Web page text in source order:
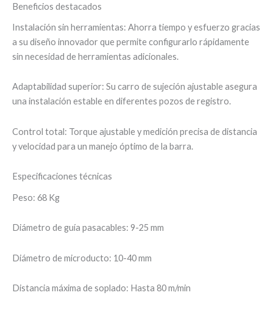
Beneficios destacados
Instalación sin herramientas: Ahorra tiempo y esfuerzo gracias
a su diseño innovador que permite configurarlo rápidamente
sin necesidad de herramientas adicionales.
Adaptabilidad superior: Su carro de sujeción ajustable asegura
una instalación estable en diferentes pozos de registro.
Control total: Torque ajustable y medición precisa de distancia
y velocidad para un manejo óptimo de la barra.
Especificaciones técnicas
Peso: 68 Kg
Diámetro de guía pasacables: 9-25 mm
Diámetro de microducto: 10-40 mm
Distancia máxima de soplado: Hasta 80 m/min